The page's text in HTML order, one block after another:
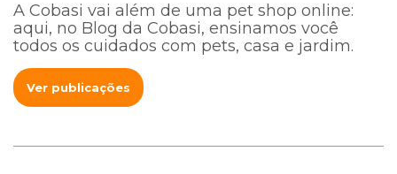
A Cobasi vai além de uma pet shop online:
aqui, no Blog da Cobasi, ensinamos você
todos os cuidados com pets, casa e jardim.
Ver publicações